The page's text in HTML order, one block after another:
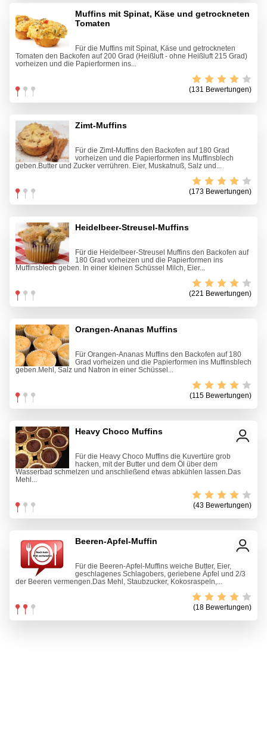
Muffins mit Spinat, Käse und getrockneten
Tomaten
Für die Muffins mit Spinat, Käse und getrockneten
Tomaten den Backofen auf 200 Grad (Heißluft - ohne Heißluft 215 Grad)
vorheizen und die Papierformen ins...
(131 Bewertungen)
Zimt-Muffins
Für die Zimt-Muffins den Backofen auf 180 Grad
vorheizen und die Papierformen ins Muffinsblech
geben.Butter und Zucker verrühren. Eier, Muskatnuß, Salz und...
(173 Bewertungen)
Heidelbeer-Streusel-Muffins
Für die Heidelbeer-Streusel Muffins den Backofen auf
180 Grad vorheizen und die Papierformen ins
Muffinsblech geben. In einer kleinen Schüssel Milch, Eier...
(221 Bewertungen)
Orangen-Ananas Muffins
Für Orangen-Ananas Muffins den Backofen auf 180
Grad vorheizen und die Papierformen ins Muffinsblech
geben.Mehl, Salz und Natron in einer Schüssel...
(115 Bewertungen)
Heavy Choco Muffins
Für die Heavy Choco Muffins die Kuvertüre grob
hacken, mit der Butter und dem Öl über dem
Wasserbad schmelzen und anschließend etwas abkühlen lassen.Das
Mehl...
(43 Bewertungen)
Beeren-Apfel-Muffin
Für die Beeren-Apfel-Muffins weiche Butter, Eier,
geschlagenes Schlagobers, geriebene Äpfel und 2/3
der Beeren vermengen.Das Mehl, Staubzucker, Kokosraspeln,...
(18 Bewertungen)